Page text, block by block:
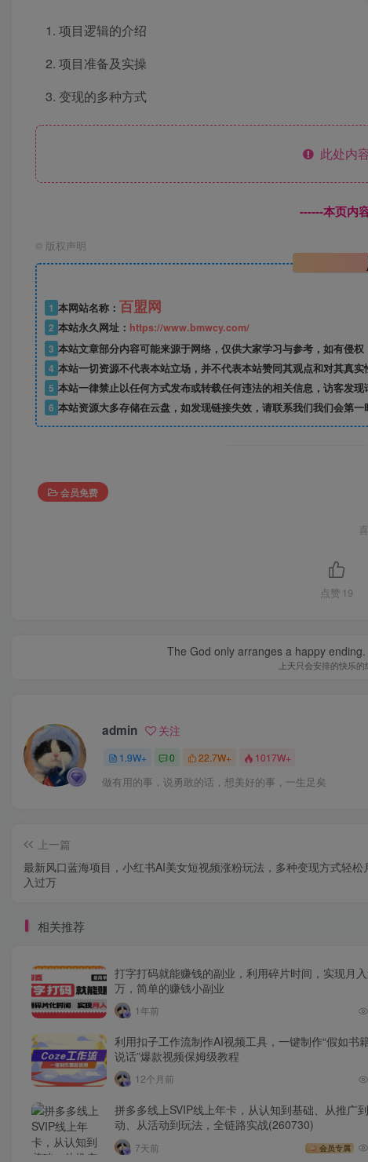
项目逻辑的介绍
项目准备及实操
变现的多种方式
此处内
------本页内
© 版权声明
1 本网站名称： 百盟网
2 本站永久网址： https://www.bmwcy.com/
3 本站文章部分内容可能来源于网络，仅供大家学习与参考，如有侵权
4 本站一切资源不代表本站立场，并不代表本站赞同其观点和对其真实
5 本站一律禁止以任何方式发布或转载任何违法的相关信息，访客发现
6 本站资源大多存储在云盘，如发现链接失效，请联系我们我们会第一
会员免费
点赞 19
The God only arranges a happy
上天只会安排的快乐
admin 关注
1.9W+ 0 22.7W+ 1017W+
做有用的事，说勇敢的话，想美好的事，一生足矣
上一篇
最新风口蓝海项目，小红书AI美女短视频涨粉玩法，多种变现方式轻松
入过万
相关推荐
打字打码就能赚钱的副业，利用碎片时间，实现月
万，简单的赚钱小副业
1年前
利用扣子工作流制作AI视频工具，一键制作“假如书
说话”爆款视频保姆级教程
12个月前
拼多多线上SVIP线上年卡，从认知到基础、从推广
动、从活动到玩法，全链路实战(260730)
7天前 会员专属